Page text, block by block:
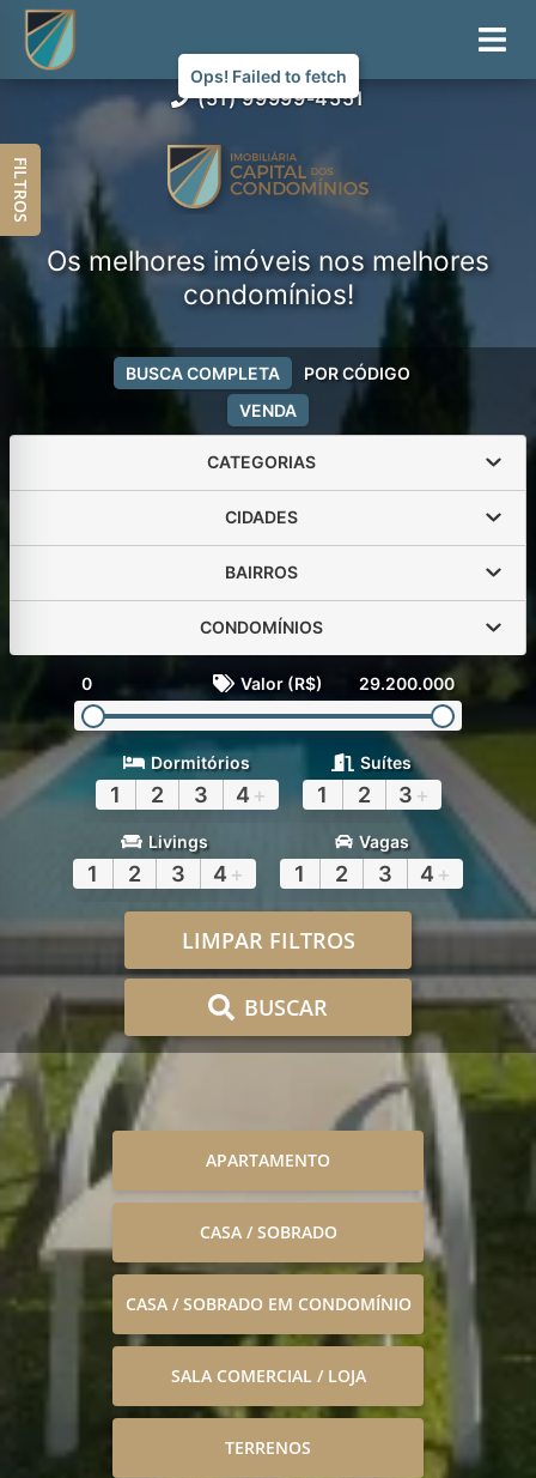
(51) 99999-4551
Os melhores imóveis nos melhores
condomínios!
VENDA
BUSCA COMPLETA POR CÓDIGO
CATEGORIAS
CIDADES
BAIRROS
CONDOMÍNIOS
0 Valor (R$) 29.200.000
Dormitórios
1 2 3 4 +
Suítes
1 2 3 +
Livings
1 2 3 4 +
Vagas
1 2 3 4 +
LIMPAR FILTROS
BUSCAR
APARTAMENTO
CASA / SOBRADO
CASA / SOBRADO EM CONDOMÍNIO
SALA COMERCIAL / LOJA
TERRENOS
FILTROS
Ops! Failed to fetch